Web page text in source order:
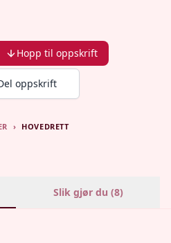
Hopp til oppskrift
oppskrift
› HOVEDRETT
Slik gjør du (8)